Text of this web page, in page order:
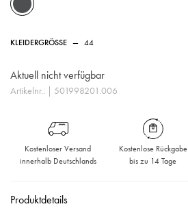
KLEIDERGRÖSSE — 44
Aktuell nicht verfügbar
Artikelnr.: | 501998201.006
Kostenloser Versand
innerhalb Deutschlands
Kostenlose Rückgabe
bis zu 14 Tage
Produktdetails